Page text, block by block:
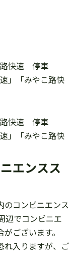
快速 停車
」「みやこ路快
快速 停車
」「みやこ路快
エンスス
のコンビニエンス
辺でコンビニエ
ございます。
れ入りますが、ご